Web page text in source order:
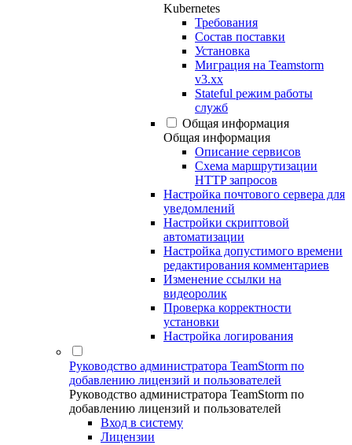
Kubernetes
Требования
Состав поставки
Установка
Миграция на Teamstorm
v3.xx
Stateful режим работы
служб
Общая информация
Общая информация
Описание сервисов
Схема маршрутизации
HTTP запросов
Настройка почтового сервера для
уведомлений
Настройки скриптовой
автоматизации
Настройка допустимого времени
редактирования комментариев
Изменение ссылки на
видеоролик
Проверка корректности
установки
Настройка логирования
Руководство администратора TeamStorm по
добавлению лицензий и пользователей
Руководство администратора TeamStorm по
добавлению лицензий и пользователей
Вход в систему
Лицензии